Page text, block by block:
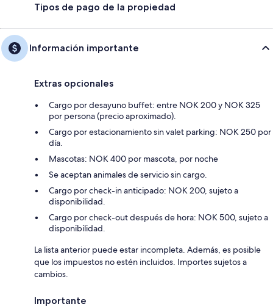
Tipos de pago de la propiedad
Información importante
Extras opcionales
Cargo por desayuno buffet: entre NOK 200 y NOK 325
por persona (precio aproximado).
Cargo por estacionamiento sin valet parking: NOK 250 por
día.
Mascotas: NOK 400 por mascota, por noche
Se aceptan animales de servicio sin cargo.
Cargo por check-in anticipado: NOK 200, sujeto a
disponibilidad.
Cargo por check-out después de hora: NOK 500, sujeto a
disponibilidad.
La lista anterior puede estar incompleta. Además, es posible
que los impuestos no estén incluidos. Importes sujetos a
cambios.
Importante